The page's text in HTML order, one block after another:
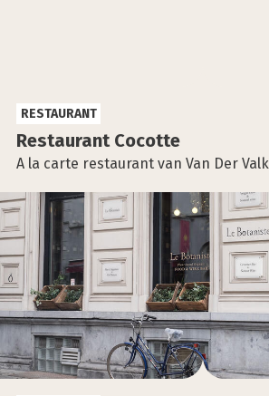
Res­tau­rant Cocot­te
A la carte restaurant van Van Der
RESTAURANT